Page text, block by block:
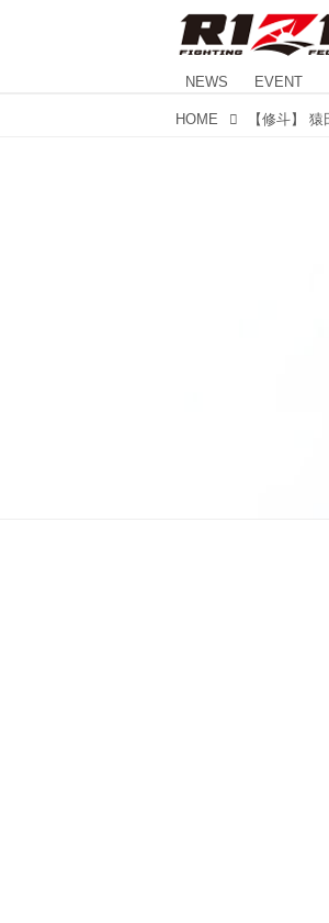
NEWS EVENT
HOME 【修斗】